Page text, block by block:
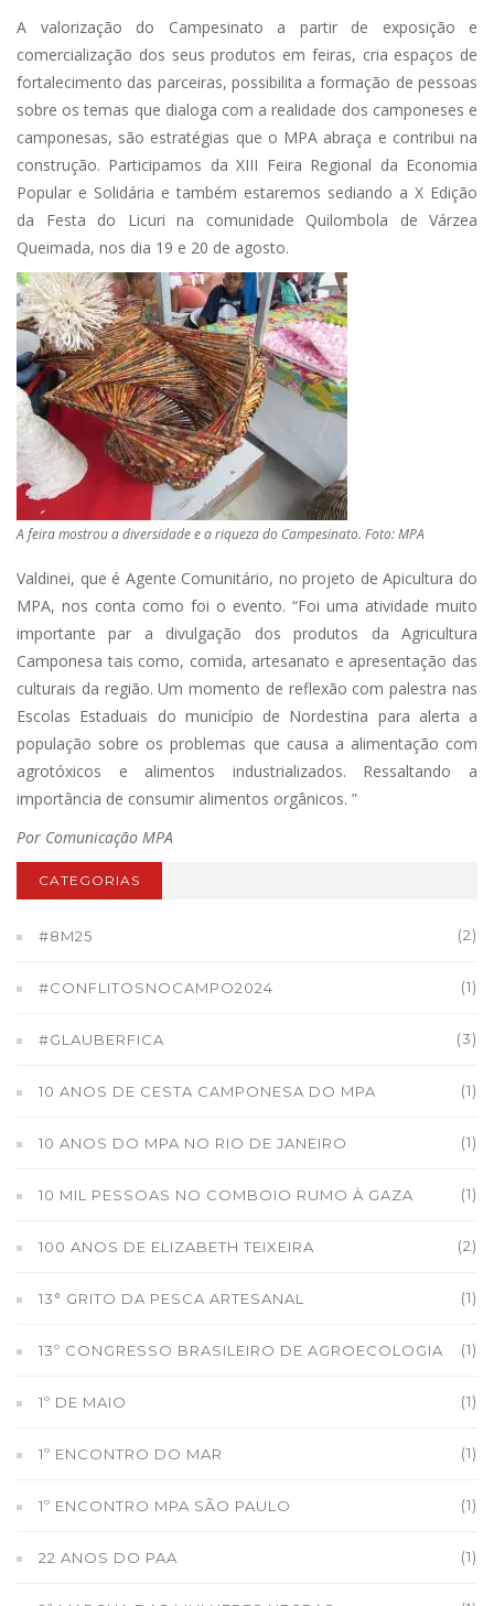
A valorização do Campesinato a partir de exposição e
comercialização dos seus produtos em feiras, cria espaços de
fortalecimento das parceiras, possibilita a formação de pessoas
sobre os temas que dialoga com a realidade dos camponeses e
camponesas, são estratégias que o MPA abraça e contribui na
construção. Participamos da XIII Feira Regional da Economia
Popular e Solidária e também estaremos sediando a X Edição
da Festa do Licuri na comunidade Quilombola de Várzea
Queimada, nos dia 19 e 20 de agosto.
A feira mostrou a diversidade e a riqueza do Campesinato. Foto: MPA
Valdinei, que é Agente Comunitário, no projeto de Apicultura do
MPA, nos conta como foi o evento. “Foi uma atividade muito
importante par a divulgação dos produtos da Agricultura
Camponesa tais como, comida, artesanato e apresentação das
culturais da região. Um momento de reflexão com palestra nas
Escolas Estaduais do município de Nordestina para alerta a
população sobre os problemas que causa a alimentação com
agrotóxicos e alimentos industrializados. Ressaltando a
importância de consumir alimentos orgânicos. ”
Por Comunicação MPA
CATEGORIAS
#8M25 (2)
#CONFLITOSNOCAMPO2024 (1)
#GLAUBERFICA (3)
10 ANOS DE CESTA CAMPONESA DO MPA (1)
10 ANOS DO MPA NO RIO DE JANEIRO (1)
10 MIL PESSOAS NO COMBOIO RUMO À GAZA (1)
100 ANOS DE ELIZABETH TEIXEIRA (2)
13° GRITO DA PESCA ARTESANAL (1)
13º CONGRESSO BRASILEIRO DE AGROECOLOGIA (1)
1º DE MAIO (1)
1º ENCONTRO DO MAR (1)
1º ENCONTRO MPA SÃO PAULO (1)
22 ANOS DO PAA (1)